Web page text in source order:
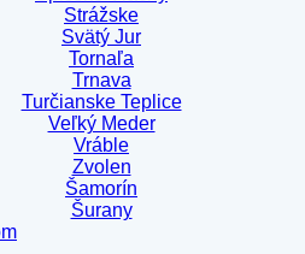
Strážske
Svätý Jur
Tornaľa
Trnava
Turčianske Teplice
Veľký Meder
Vráble
Zvolen
Šamorín
Šurany